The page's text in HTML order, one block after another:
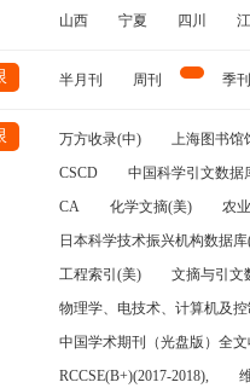
山西
宁夏 四川
半月刊 周刊 季刊
万方收录(中) 上海图书馆
CSCD
中国科学引文数据
CA
化学文摘(美) 农
日本科学技术振兴机构数据
工程索引(美)
文摘与引文
物理学、电技术、计算机及
中国学术期刊（光盘版）全文
RCCSE(B+)(2017-2018),